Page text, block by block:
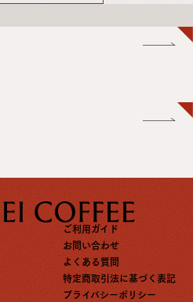
ご利用ガイド
お問い合わせ
よくある質問
特定商取引法に基づく表記
プライバシーポリシー